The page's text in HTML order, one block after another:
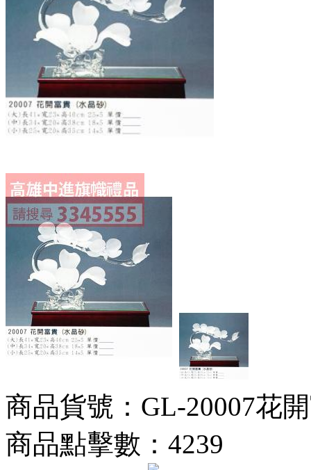
商品貨號：GL-20007花
商品點擊數：4239